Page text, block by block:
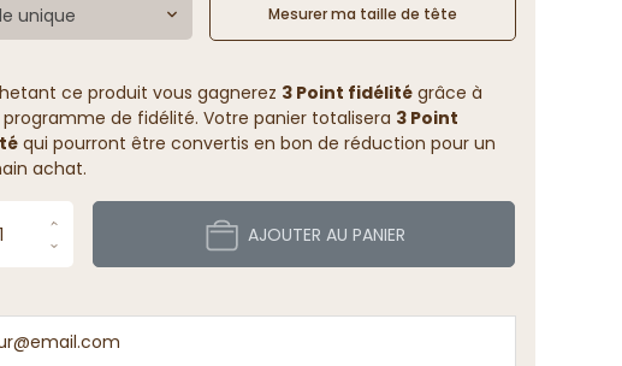
unique Mesurer ma taille de tête
ce produit vous gagnerez 3 Point fidélitégrâce à
de fidélité. Votre panier totalisera 3 Point
qui pourront être convertis en bon de réduction pour un
achat.
AJOUTER AU PANIER